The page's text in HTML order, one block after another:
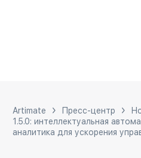
Artimate Пресс-центр
1.5.0: интеллектуальная
аналитика для ускорения